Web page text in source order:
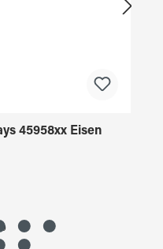
45958xx Eisen